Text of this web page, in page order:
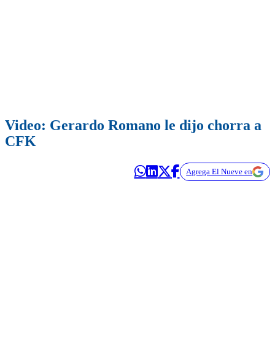
Video: Gerardo Romano le dijo chorra a
CFK
Agrega El Nueve en